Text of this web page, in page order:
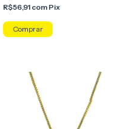
R$56,91 com Pix